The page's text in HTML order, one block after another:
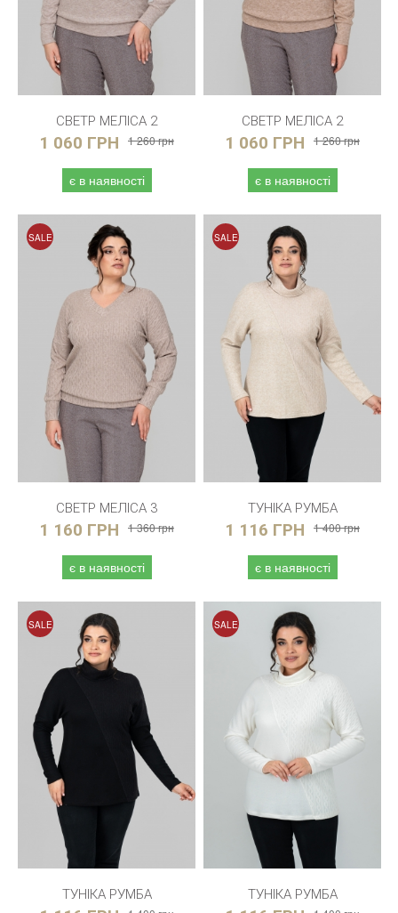
СВЕТР МЕЛІСА 2
1 060 ГРН 1 260 грн
є в наявності
СВЕТР МЕЛІСА 2
1 060 ГРН 1 260 грн
є в наявності
SALE
СВЕТР МЕЛІСА 3
1 160 ГРН 1 360 грн
є в наявності
SALE
ТУНІКА РУМБА
1 116 ГРН 1 400 грн
є в наявності
SALE
ТУНІКА РУМБА
SALE
ТУНІКА РУМБА